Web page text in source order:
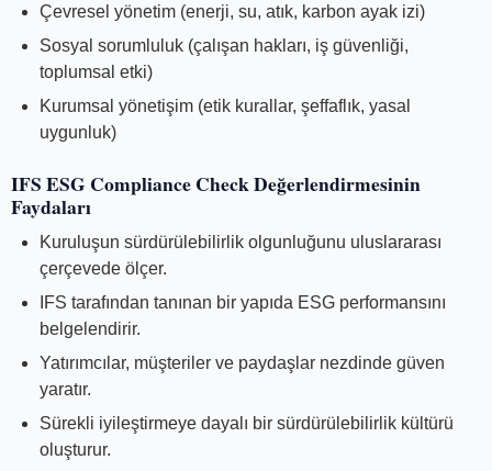
Çevresel yönetim (enerji, su, atık, karbon ayak izi)
Sosyal sorumluluk (çalışan hakları, iş güvenliği,
toplumsal etki)
Kurumsal yönetişim (etik kurallar, şeffaflık, yasal
uygunluk)
IFS ESG Compliance Check Değerlendirmesinin
Faydaları
Kuruluşun sürdürülebilirlik olgunluğunu uluslararası
çerçevede ölçer.
IFS tarafından tanınan bir yapıda ESG performansını
belgelendirir.
Yatırımcılar, müşteriler ve paydaşlar nezdinde güven
yaratır.
Sürekli iyileştirmeye dayalı bir sürdürülebilirlik kültürü
oluşturur.